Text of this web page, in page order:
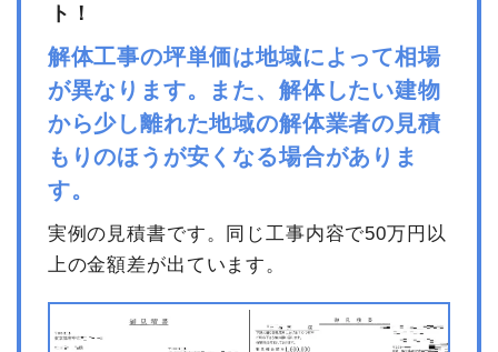
ト！
解体工事の坪単価は地域によって相場
が異なります。また、解体したい建物
から少し離れた地域の解体業者の見積
もりのほうが安くなる場合がありま
す。
実例の見積書です。同じ工事内容で50万円以
上の金額差が出ています。